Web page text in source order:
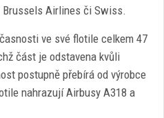
Airlines či Swiss.
ve své flotile celkem 47
část je odstavena kvůli
postupně přebírá od výrobce
nahrazují Airbusy A318 a